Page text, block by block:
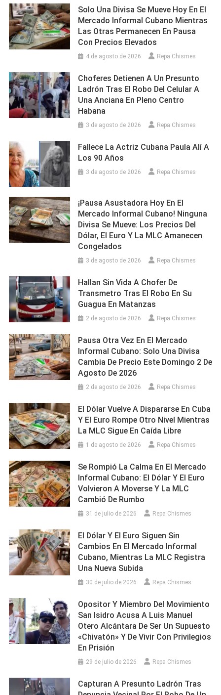
Solo Una Divisa Se Mueve Hoy En El
Mercado Informal Cubano Mientras
Las Otras Permanecen En Pausa
Con Precios Elevados
4 de agosto de 2026 Repa Chismes
Choferes Detienen A Un Presunto
Ladrón Tras El Robo Del Celular A
Una Anciana En Pleno Centro
Habana
3 de agosto de 2026 Repa Chismes
Fallece La Actriz Cubana Paula Alí A
Los 90 Años
3 de agosto de 2026 Repa Chismes
¡Pausa Asustadora Hoy En El
Mercado Informal Cubano! Ninguna
Divisa Se Mueve: Los Precios Del
Dólar, El Euro Y La MLC Amanecen
Congelados
3 de agosto de 2026 Repa Chismes
Hallan Sin Vida A Chofer De
Transmetro Tras El Robo En Su
Guagua En Matanzas
2 de agosto de 2026 Repa Chismes
Pausa Otra Vez En El Mercado
Informal Cubano: Solo Una Divisa
Cambia De Precio Este Domingo 2 De
Agosto De 2026
2 de agosto de 2026 Repa Chismes
El Dólar Vuelve A Dispararse En Cuba
Y El Euro Rompe Otro Nivel Mientras
La MLC Sigue En Caída Libre
1 de agosto de 2026 Repa Chismes
Se Rompió La Calma En El Mercado
Informal Cubano: El Dólar Y El Euro
Volvieron A Moverse Y La MLC
Cambió De Rumbo
31 de julio de 2026 Repa Chismes
El Dólar Y El Euro Siguen Sin
Cambios En El Mercado Informal
Cubano, Mientras La MLC Registra
Una Nueva Subida
30 de julio de 2026 Repa Chismes
Opositor Y Miembro Del Movimiento
San Isidro Acusa A Luis Manuel
Otero Alcántara De Ser Un Supuesto
«chivatón» Y De Vivir Con Privilegios
En Prisión
29 de julio de 2026 Repa Chismes
Capturan A Presunto Ladrón Tras